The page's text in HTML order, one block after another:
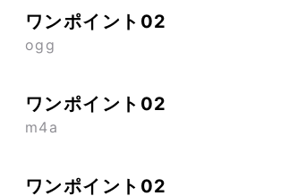
ワンポイント02
ogg
ワンポイント02
m4a
ワンポイント02